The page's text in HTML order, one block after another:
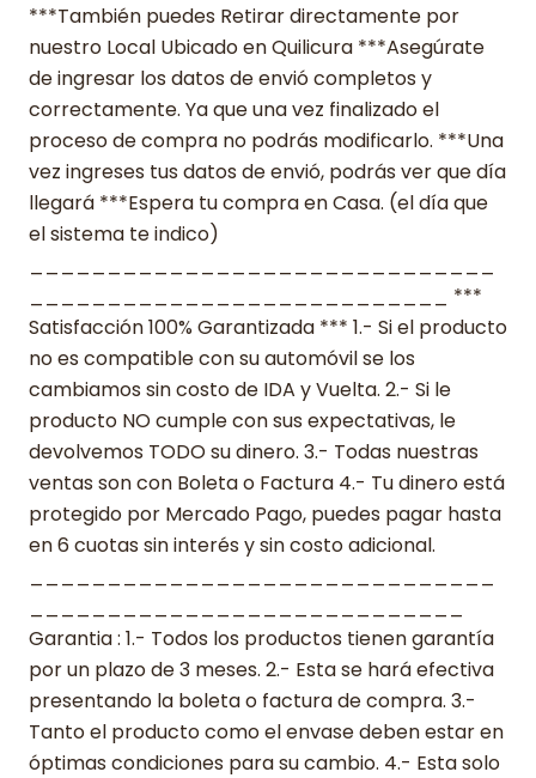
***También puedes Retirar directamente por
nuestro Local Ubicado en Quilicura ***Asegúrate
de ingresar los datos de envió completos y
correctamente. Ya que una vez finalizado el
proceso de compra no podrás modificarlo. ***Una
vez ingreses tus datos de envió, podrás ver que día
llegará ***Espera tu compra en Casa. (el día que
el sistema te indico)
___________________________ ***
Satisfacción 100% Garantizada *** 1.- Si el producto
no es compatible con su automóvil se los
cambiamos sin costo de IDA y Vuelta. 2.- Si le
producto NO cumple con sus expectativas, le
devolvemos TODO su dinero. 3.- Todas nuestras
ventas son con Boleta o Factura 4.- Tu dinero está
protegido por Mercado Pago, puedes pagar hasta
en 6 cuotas sin interés y sin costo adicional.
Garantia : 1.- Todos los productos tienen garantía
por un plazo de 3 meses. 2.- Esta se hará efectiva
presentando la boleta o factura de compra. 3.-
Tanto el producto como el envase deben estar en
óptimas condiciones para su cambio. 4.- Esta solo